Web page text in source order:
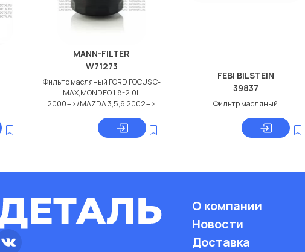
MANN-FILTER
W71273
Фильтр масляный FORD FOCUS C-
MAX,MONDEO 1.8-2.0L
2000=>/MAZDA 3,5,6 2002=>
FEBI BILSTEIN
39837
Фильтр масляный
О компании
Новости
Доставка